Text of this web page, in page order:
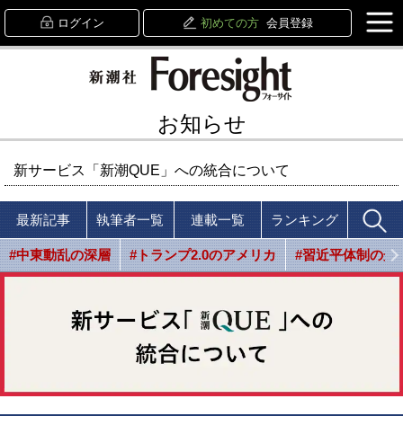
ログイン 初めての方 会員登録
お知らせ
新サービス「新潮QUE」への統合について
最新記事 執筆者一覧 連載一覧 ランキング
#中東動乱の深層 #トランプ2.0のアメリカ #習近平体制の光